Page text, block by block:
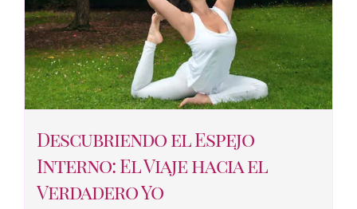
Descubriendo el Espejo
Interno: El Viaje hacia el
Verdadero Yo